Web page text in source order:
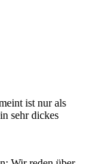
ist nur als
sehr dickes